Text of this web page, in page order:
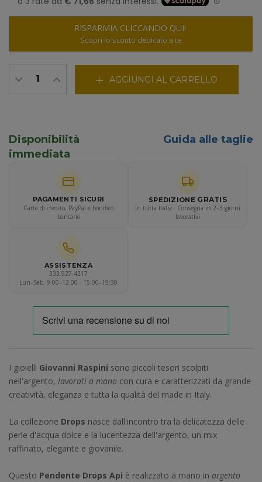
RISPARMIA CLICCANDO QUI!
Scopri lo sconto dedicato a te
AGGIUNGI AL CARRELLO
Disponibilità
immediata
Guida alle taglie
PAGAMENTI SICURI
Carte di credito, PayPal e bonifico
bancario
SPEDIZIONE GRATIS
In tutta Italia · Consegna in 2–3 giorni
lavorativi
ASSISTENZA
333.927.4217
Lun–Sab 9:00–12:00 · 15:00–19:30
I gioielli Giovanni Raspini sono piccoli tesori scolpiti
nell'argento, lavorati a mano con cura e caratterizzati da grande
creatività, eleganza e tutta la qualità del made in Italy.
La collezione Drops nasce dall'incontro tra la delicatezza delle
perle d'acqua dolce e la lucentezza dell'argento, un mix
raffinato, elegante e giovanile.
Questo Pendente Drops Api è realizzato a mano in argento